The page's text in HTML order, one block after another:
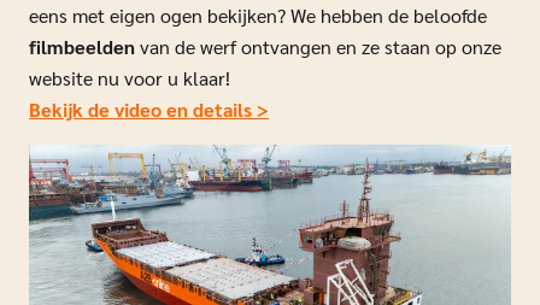
eens met eigen ogen bekijken? We hebben de beloofde
filmbeeldenvan de werf ontvangen en ze staan op onze
website nu voor u klaar!
Bekijk de video en details >